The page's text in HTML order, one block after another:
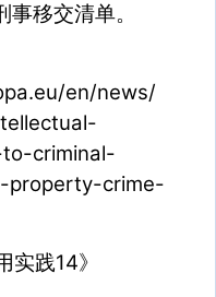
事移交清单。
en/news/
criminal-
property-crime-
实践14》